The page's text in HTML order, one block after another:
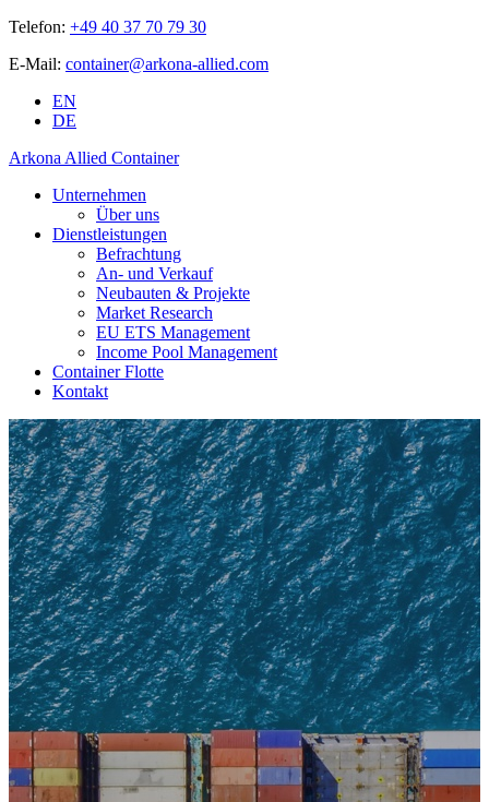
Telefon: +49 40 37 70 79 30
E-Mail: container@arkona-allied.com
EN
DE
Arkona Allied Container
Unternehmen
Über uns
Dienstleistungen
Befrachtung
An- und Verkauf
Neubauten & Projekte
Market Research
EU ETS Management
Income Pool Management
Container Flotte
Kontakt